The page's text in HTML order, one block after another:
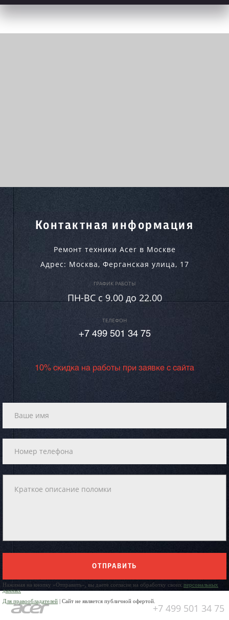
Контактная информация
Ремонт техники Acer в Москве
Адрес: Москва, Ферганская улица, 17
ГРАФИК РАБОТЫ
ПН-ВC c 9.00 до 22.00
ТЕЛЕФОН
+7 499 501 34 75
10% скидка на работы при заявке с сайта
ОТПРАВИТЬ
Нажимая на кнопку «Отправить», вы даете согласие на обработку своих персональных
данных
Для правообладателей | Сайт не является публичной офертой.
+7 499 501 34 75